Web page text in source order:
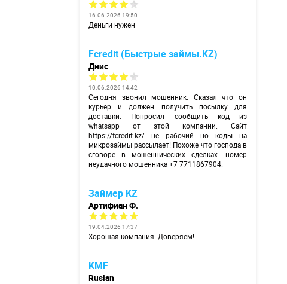
16.06.2026 19:50
Деньги нужен
Fcredit (Быстрые займы.KZ)
Днис
10.06.2026 14:42
Сегодня звонил мошенник. Сказал что он
курьер и должен получить посылку для
доставки. Попросил сообщить код из
whatsapp от этой компании. Сайт
https://fcredit.kz/ не рабочий но коды на
микрозаймы рассылает! Похоже что господа в
сговоре в мошеннических сделках. номер
неудачного мошенника +7 7711867904.
Займер KZ
Артифиан Ф.
19.04.2026 17:37
Хорошая компания. Доверяем!
KMF
Ruslan